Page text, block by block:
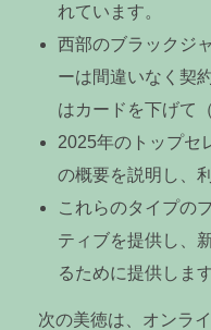
れています。
西部のブラックジ
ーは間違いなく契
はカードを下げて
2025年のトップセ
の概要を説明し、
これらのタイプの
ティブを提供し、
るために提供します
次の美徳は、オンラ